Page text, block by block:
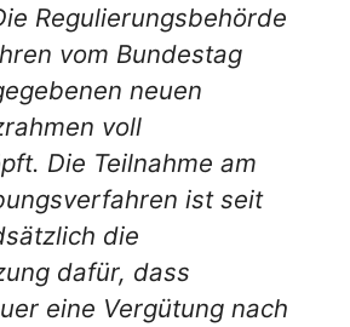
Regulierungsbehörde
vom Bundestag
neuen
voll
Die Teilnahme am
ist seit
die
dafür, dass
eine Vergütung nach